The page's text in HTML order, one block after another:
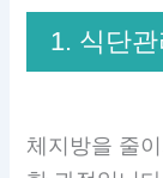
1. 식단
체지방을 줄